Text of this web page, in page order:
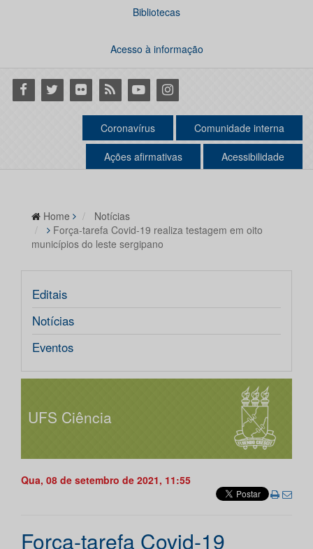
Bibliotecas
Acesso à informação
Facebook
Twitter Flickr RSS YoutubeInstagram
Coronavírus Comunidade interna
Ações afirmativas Acessibilidade
Home
Notícias
Força-tarefa Covid-19 realiza testagem em oito
municípios do leste sergipano
Editais
Notícias
Eventos
UFS Ciência
Qua, 08 de setembro de 2021, 11:55
Força-tarefa Covid-19